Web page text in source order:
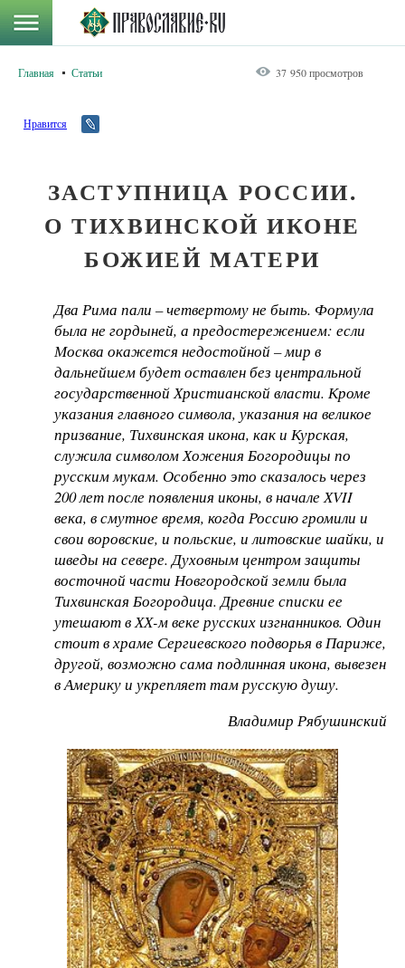
Главная Статьи 37 950 просмотров
Нравится
ЗАСТУПНИЦА РОССИИ.
О ТИХВИНСКОЙ ИКОНЕ
БОЖИЕЙ МАТЕРИ
Два Рима пали – четвертому не быть. Формула
была не гордыней, а предостережением: если
Москва окажется недостойной – мир в
дальнейшем будет оставлен без центральной
государственной Христианской власти. Кроме
указания главного символа, указания на великое
призвание, Тихвинская икона, как и Курская,
служила символом Хожения Богородицы по
русским мукам. Особенно это сказалось через
200 лет после появления иконы, в начале ХVII
века, в смутное время, когда Россию громили и
свои воровские, и польские, и литовские шайки, и
шведы на севере. Духовным центром защиты
восточной части Новгородской земли была
Тихвинская Богородица. Древние списки ее
утешают в ХХ-м веке русских изгнанников. Один
стоит в храме Сергиевского подворья в Париже,
другой, возможно сама подлинная икона, вывезен
в Америку и укрепляет там русскую душу.
Владимир Рябушинский